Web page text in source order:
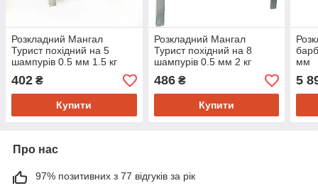
Розкладний Мангал
Турист похідний на 5
шампурів 0.5 мм 1.5 кг
402 ₴
Купити
Розкладний Мангал
Турист похідний на 8
шампурів 0.5 мм 2 кг
486₴
Купити
мм
5
Про нас
97% позитивних з 77 відгуків за рік